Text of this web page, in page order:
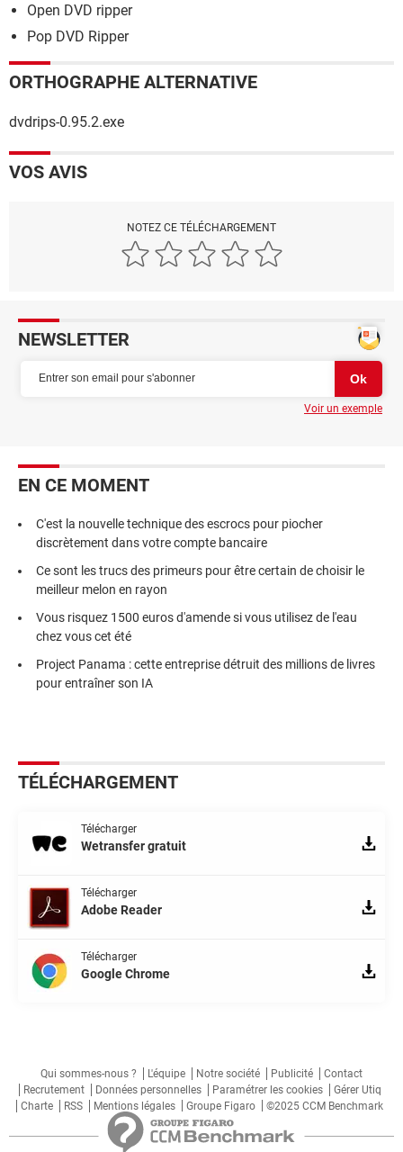
Open DVD ripper
Pop DVD Ripper
ORTHOGRAPHE ALTERNATIVE
dvdrips-0.95.2.exe
VOS AVIS
NOTEZ CE TÉLÉCHARGEMENT
NEWSLETTER
Voir un exemple
EN CE MOMENT
C'est la nouvelle technique des escrocs pour piocher
discrètement dans votre compte bancaire
Ce sont les trucs des primeurs pour être certain de choisir le
meilleur melon en rayon
Vous risquez 1500 euros d'amende si vous utilisez de l'eau
chez vous cet été
Project Panama : cette entreprise détruit des millions de livres
pour entraîner son IA
TÉLÉCHARGEMENT
Télécharger
Wetransfer gratuit
Télécharger
Adobe Reader
Télécharger
Google Chrome
Qui sommes-nous ? L'équipe Notre société Publicité
Contact
Recrutement
Données personnelles Paramétrer les cookies
Gérer Utiq
Charte
RSS Mentions légales Groupe Figaro ©2025 CCM Benchmark